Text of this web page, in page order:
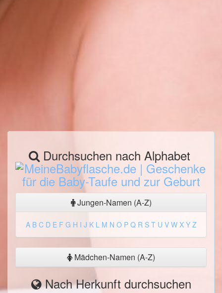
Durchsuchen nach Alphabet
Jungen-Namen (A-Z)
A B C D E F G H I J K L M N O P Q R S T U V W X Y Z
Mädchen-Namen (A-Z)
Nach Herkunft durchsuchen